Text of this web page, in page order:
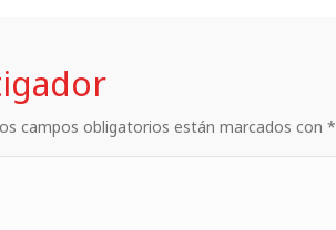
campos obligatorios están marcados con *